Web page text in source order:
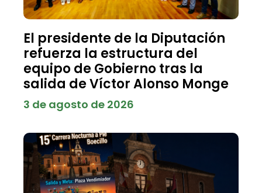
El presidente de la Diputación
refuerza la estructura del
equipo de Gobierno tras la
salida de Víctor Alonso Monge
3 de agosto de 2026